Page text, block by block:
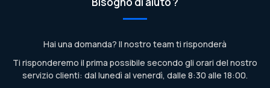
Hai una domanda? Il nostro team ti risponderà
Ti risponderemo il prima possibile secondo gli orari del nostro
servizio clienti: dal lunedì al venerdì, dalle 8:30 alle 18:00.